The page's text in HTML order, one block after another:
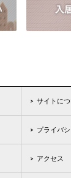
サイトに
プライバ
アクセス